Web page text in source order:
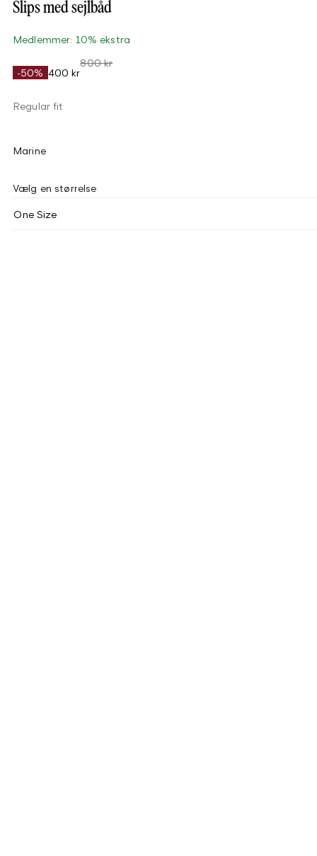
Slips med sejlbåd
Medlemmer: 10% ekstra
-50% 400 kr
800 kr
Regular fit
Marine
Vælg en størrelse
One Size